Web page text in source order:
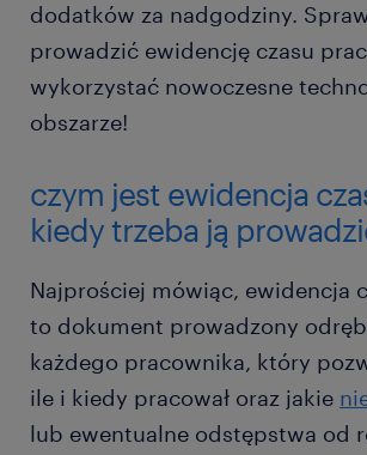
dodatków za nadgodziny.
prowadzić ewidencję czasu
wykorzystać nowoczesne
obszarze!
czym jest ewidencja
kiedy trzeba ją
Najprościej mówiąc, ewidencja
to dokument prowadzony
każdego pracownika, który
ile i kiedy pracował oraz jakie
lub ewentualne odstępstwa od